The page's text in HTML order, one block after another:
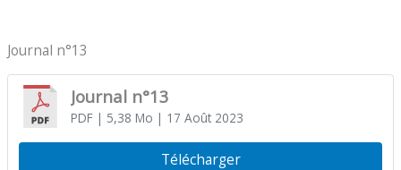
Journal n°13
Journal n°13
PDF| 5,38 Mo | 17 Août 2023
Télécharger